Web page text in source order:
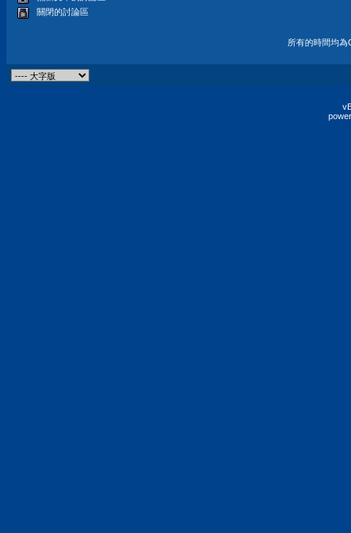
關閉的討論區
所有的時間均為